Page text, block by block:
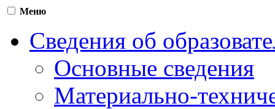
Меню
Сведения об
Основные сведения
Материально-